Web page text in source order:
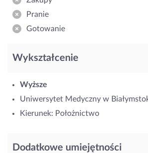
Pranie
Gotowanie
Wykształcenie
Wyższe
Uniwersytet Medyczny w
Kierunek: Położnictwo
Dodatkowe umiejętności